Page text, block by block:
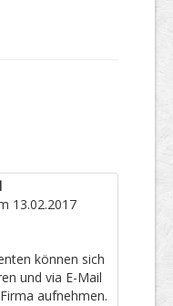
13.02.2017
können sich
und via E-Mail
aufnehmen.